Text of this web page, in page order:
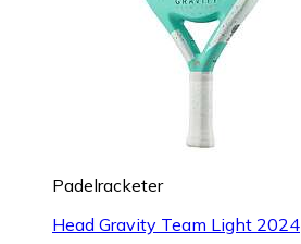
Padelracketer
Head Gravity Team Light 2024